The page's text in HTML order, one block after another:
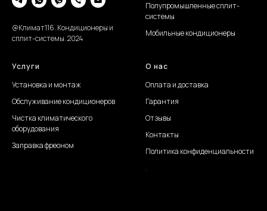
@Климат116. Кондиционеры и
сплит-системы. 2024
Полупромышленные сплит-
системы
Мобильные кондиционеры
Услуги
Установка и монтаж
Обслуживаниекондиционеров
Чистка климатического
оборудования
Заправка фреоном
О нас
Оплата и доставка
Гарантия
Отзывы
Контакты
Политика конфиденциальности
.